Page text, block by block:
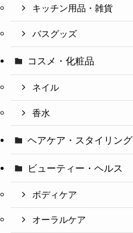
キッチン用品・雑貨
バスグッズ
コスメ・化粧品
ネイル
香水
ヘアケア・スタイリング
ビューティー・ヘルス
ボディケア
オーラルケア